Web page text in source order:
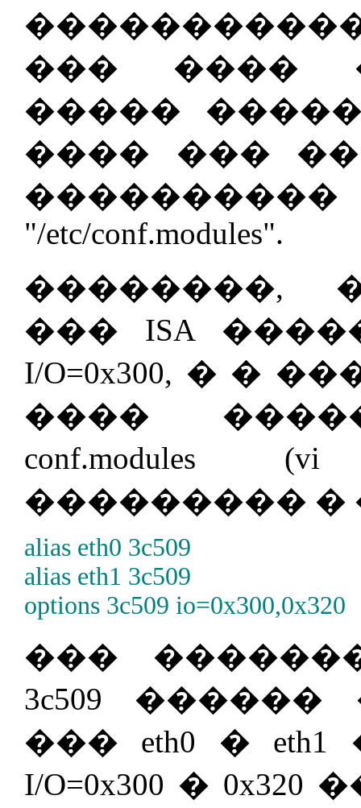
��� ����
�����
���� ���
"/etc/conf.modules".
��������,
��� ISA
I/O=0x300, � �
����
conf.modules
��������� �
alias eth0 3c509
alias eth1 3c509
options 3c509 io=0x300,0x320
���
3c509
��� eth0 �
I/O=0x300 �